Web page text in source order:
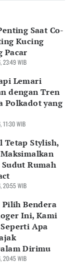
Saat Co-
Kucing
Pacar
23:49 WIB
Lemari
dengan Tren
Polkadot yang
11:30 WIB
Tetap Stylish,
Rumah
20:55 WIB
Pilih Bendera
Ini, Kami
Apa
Dirimu
20:45 WIB